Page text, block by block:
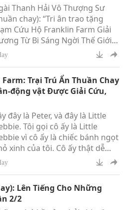
Thanh Hải Vô Thượng Sư
chay): “Tri ân trao tặng
Cứu Hộ Franklin Farm Giải
Từ Bi Sáng Ngời Thế Giới
khoản đóng góp khiêm tốn
Mỹ kim nhằm hỗ trợ
nỗ lực tận tâm của quý vị
việc cứu hộ và bảo vệ
người-thân-động vật bị bỏ
chăm sóc đầy yêu thương và
bi mà quý vị đang không
thực hiện. Nguyện cho sứ
nu
Trại Trú Ẩn Thuần Chay
động vật Được Giải Cứu,
đây là Peter, và đây là Little
Tôi gọi cô ấy là Little
vì cô ấy là chiếc bánh ngọt
xinh của tôi. Cô ấy thật dễ
Và họ sẽ chạy lại và nằm
Họ muốn được vuốt ve
Lên Tiếng Cho Những
2/2